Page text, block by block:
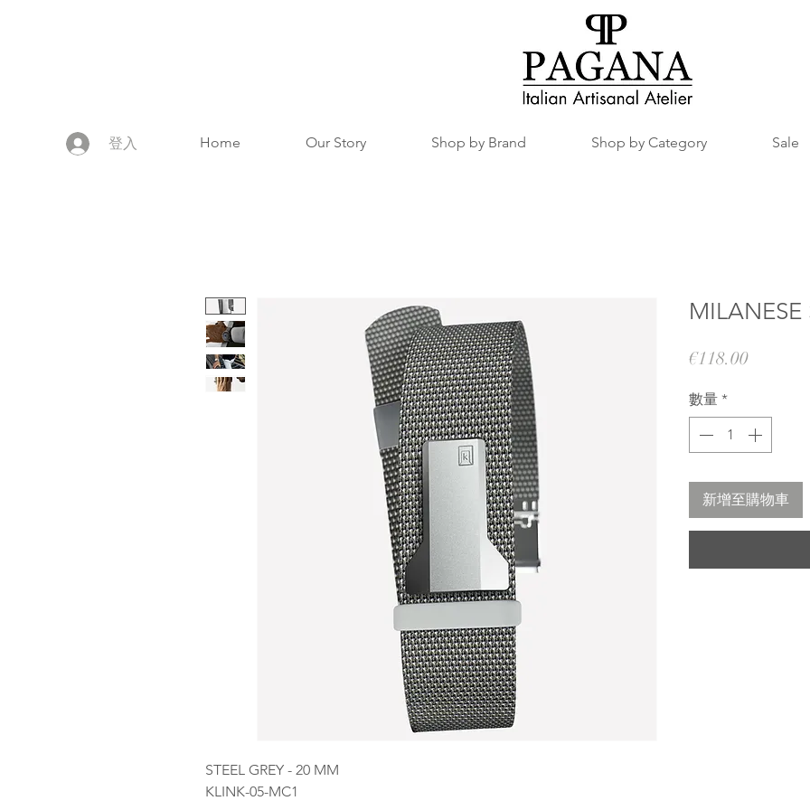
登入 Home Our Story Shop by Brand Shop by Category Sale
STEEL GREY - 20 MM
KLINK-05-MC1
MILANESE
€118.00價
數量 *
新增至購物車